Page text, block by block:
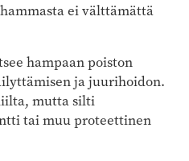
ei välttämättä
hampaan poiston
ja juurihoidon.
mutta silti
tai muu proteettinen